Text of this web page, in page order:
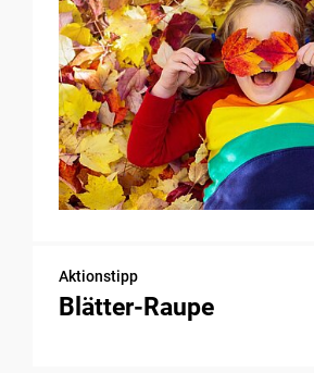
Aktionstipp
Blätter-Raupe